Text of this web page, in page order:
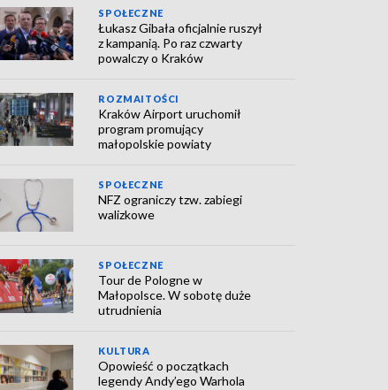
SPOŁECZNE
Łukasz Gibała oficjalnie ruszył
z kampanią. Po raz czwarty
powalczy o Kraków
ROZMAITOŚCI
Kraków Airport uruchomił
program promujący
małopolskie powiaty
SPOŁECZNE
NFZ ograniczy tzw. zabiegi
walizkowe
SPOŁECZNE
Tour de Pologne w
Małopolsce. W sobotę duże
utrudnienia
KULTURA
Opowieść o początkach
legendy Andy’ego Warhola